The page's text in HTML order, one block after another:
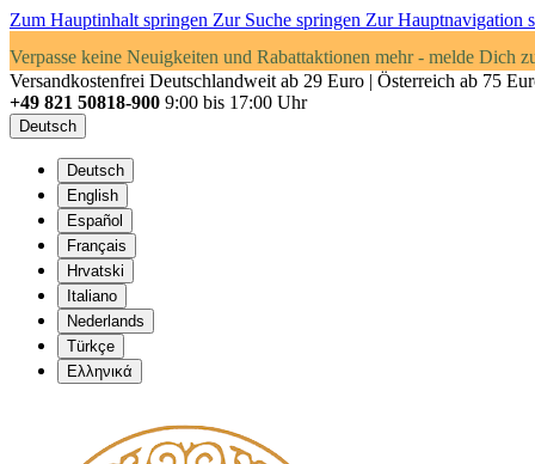
Zum Hauptinhalt springen Zur Suche springen Zur Hauptnavigation
Verpasse keine Neuigkeiten und Rabattaktionen mehr - melde Dich
Versandkostenfrei Deutschlandweit ab 29 Euro | Österreich ab 75
+49 821 50818-900 9:00 bis 17:00 Uhr
Deutsch
Deutsch
English
Español
Français
Hrvatski
Italiano
Nederlands
Türkçe
Ελληνικά